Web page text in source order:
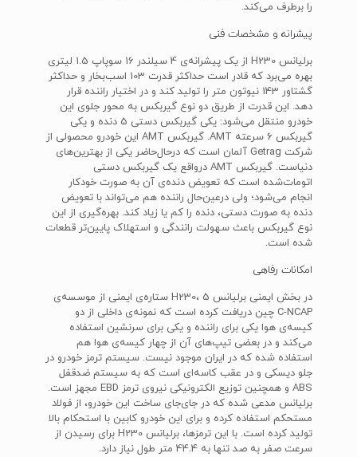
را برطرف می‌کند.
پیشرانه و مشخصات فنی
برلیانس H230 از یک پیشرانه‌ی 4 سیلندر 16 سوپاپ 1.5 لیتری
بهره می‌برد که قادر است حداکثر قدرت 103 اسب‌بخار و حداکثر
گشتاور 143 نیوتون متر را تولید کند و در اختیار راننده قرار
دهد. این قدرت از طریق دو نوع گیربکس به محور جلوی این
خودرو منتقل می‌شود: یکی گیربکس دستی 5 دنده و یکی
گیربکس 6 سرعته AMT. گیربکس AMT این خودرو محصولی از
شرکت Getrag آلمان است که درحال‌حاضر یکی از بهترین‌های
دنیاست. گیربکس AMT درواقع یک گیربکس دستی
اتومات‌شده است که تعویض دنده‌ی آن به صورت خودکار
انجام می‌شود؛ ولی درعین‌حال راننده هم می‌تواند با تعویض
دنده به صورت دستی، دنده را کم یا زیاد کند. بهره‌گیری از این
نوع گیربکس باعث سهولت رانندگی و استهلاک پایین‌تر قطعات
شده است.
امکانات رفاهی
در بخش ایمنی برلیانس H230، 5 ستاره‌ی ایمنی از موسسه‌ی
C-NCAP چین دریافت کرده است که نمونه‌ی داخلی از دو
کیسه‌ی هوا یکی برای راننده و یکی برای سرنشین استفاده
می‌کند و در بعضی تیپ‌های آن از چهار کیسه‌ی هوا هم
استفاده شده که در ایران موجود نیست. سیستم ترمز خودرو در
جلو دیسکی و در عقب کاسه‌ای است که به سیستم ضدقفل
ABS و همچنین توزیع الکترونیکی نیروی ترمز EBD مجهز است.
برلیانس مدعی شده که در جای‌جای ساخت این خودرو، از فولاد
مستحکم استفاده کرده و برای این خودرو کابین با استحکام بالا
تولید کرده است. با این ترمزها، برلیانس H230 برای رسیدن از
سرعت صفر به صد تنها به 44.4 متر طول نیاز دارد.